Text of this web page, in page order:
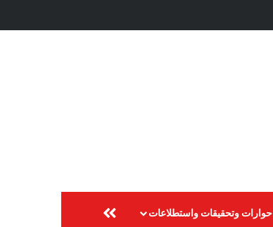
حوارات وتحقيقات واستطلاعات